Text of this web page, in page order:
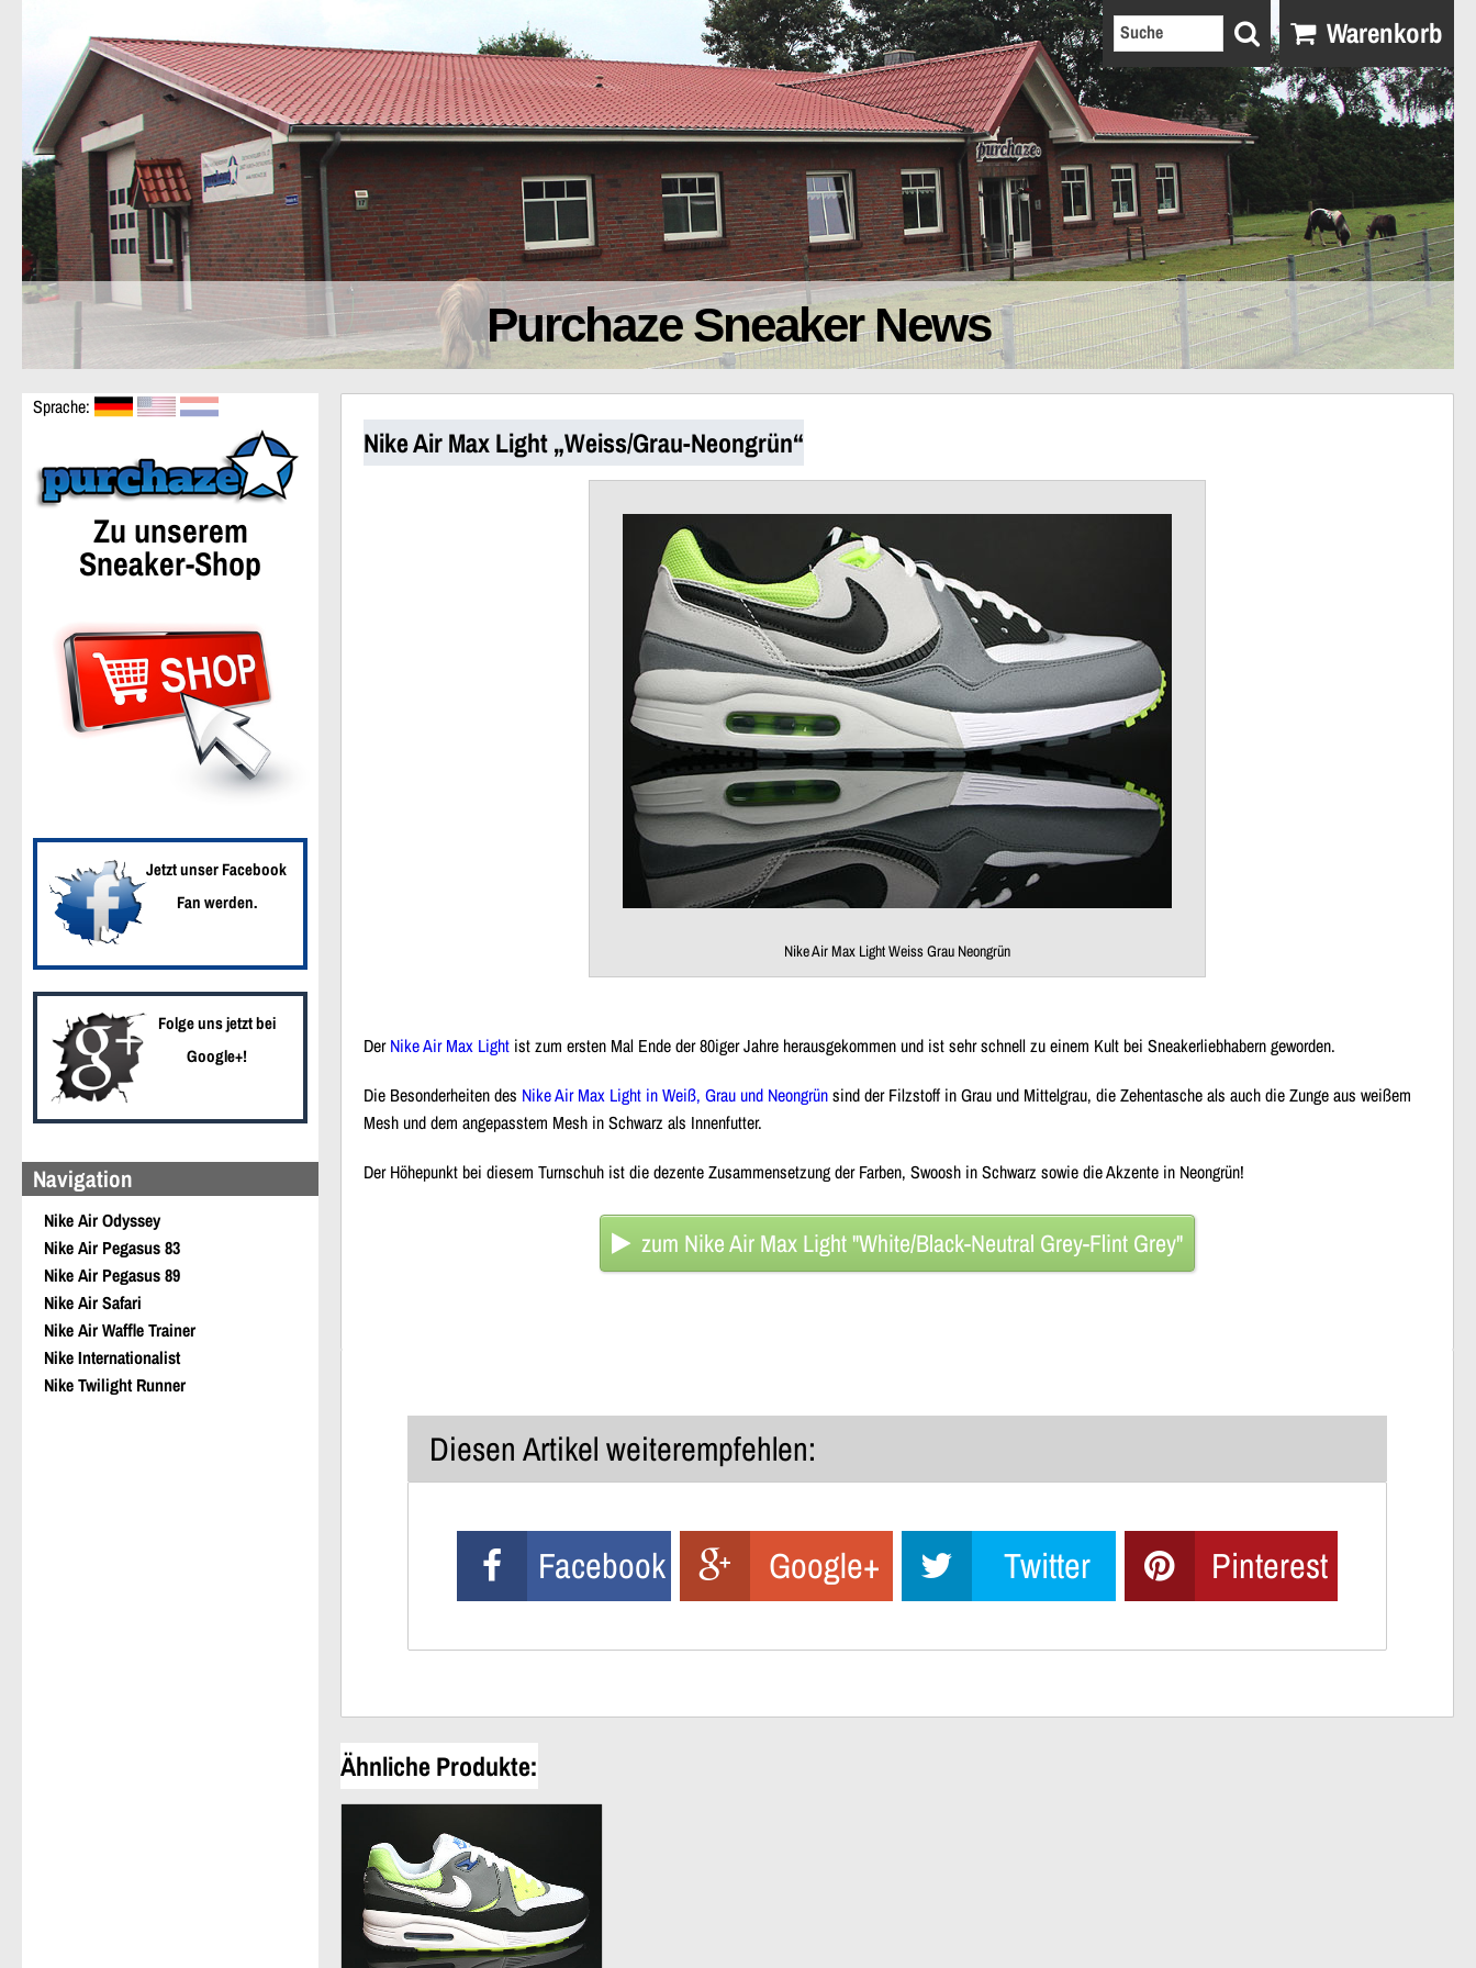
Purchaze Sneaker News
Warenkorb
Sprache:
Zu unserem
Sneaker-Shop
Jetzt unser Facebook
Fan werden.
Folge uns jetzt bei
Google+!
Navigation
Nike Air Odyssey
Nike Air Pegasus 83
Nike Air Pegasus 89
Nike Air Safari
Nike Air Waffle Trainer
Nike Internationalist
Nike Twilight Runner
Nike Air Max Light „Weiss/Grau-Neongrün“
Nike Air Max Light Weiss Grau Neongrün
DerNike Air Max Light ist zum ersten Mal Ende der 80iger Jahre herausgekommen und ist sehr schnell zu einem Kult bei Sneakerliebhabern geworden.
Die Besonderheiten des Nike Air Max Light in Weiß, Grau und Neongrünsind der Filzstoff in Grau und Mittelgrau, die Zehentasche als auch die Zunge aus weißem
Mesh und dem angepasstem Mesh in Schwarz als Innenfutter.
Der Höhepunkt bei diesem Turnschuh ist die dezente Zusammensetzung der Farben, Swoosh in Schwarz sowie die Akzente in Neongrün!
zum Nike Air Max Light "White/Black-Neutral Grey-Flint Grey"
Diesen Artikel weiterempfehlen:
Facebook Google+ Twitter Pinterest
Ähnliche Produkte: